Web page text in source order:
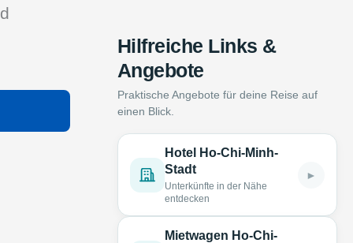
Hilfreiche Links &
Angebote
Praktische Angebote für deine Reise auf
einen Blick.
Hotel Ho-Chi-Minh-
Stadt
Unterkünfte in der Nähe
entdecken
►
Mietwagen Ho-Chi-